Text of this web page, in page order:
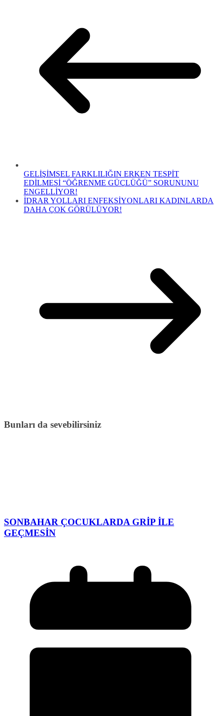
GELİŞİMSEL FARKLILIĞIN ERKEN TESPİT
EDİLMESİ “ÖĞRENME GÜÇLÜĞÜ” SORUNUNU
ENGELLİYOR!
İDRAR YOLLARI ENFEKSİYONLARI KADINLARDA
DAHA ÇOK GÖRÜLÜYOR!
Bunları da sevebilirsiniz
SONBAHAR ÇOCUKLARDA GRİP İLE
GEÇMESİN